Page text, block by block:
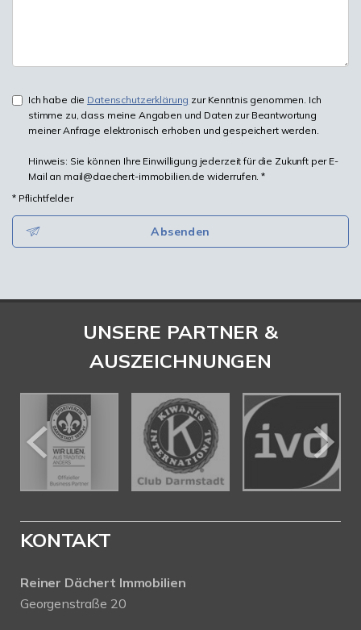
Ich habe die Datenschutzerklärung zur Kenntnis genommen. Ich
stimme zu, dass meine Angaben und Daten zur Beantwortung
meiner Anfrage elektronisch erhoben und gespeichert werden.
Hinweis: Sie können Ihre Einwilligung jederzeit für die Zukunft per E-
Mail an mail@daechert-immobilien.de widerrufen. *
* Pflichtfelder
Absenden
UNSERE PARTNER &
AUSZEICHNUNGEN
KONTAKT
Reiner Dächert Immobilien
Georgenstraße 20